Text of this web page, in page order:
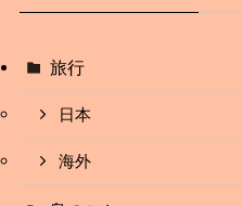
旅行
日本
海外